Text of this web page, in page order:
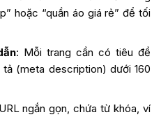
hoặc “quần áo giá rẻ” để tối
: Mỗi trang cần có tiêu đề
(meta description) dưới 160
ngắn gọn, chứa từ khóa, ví